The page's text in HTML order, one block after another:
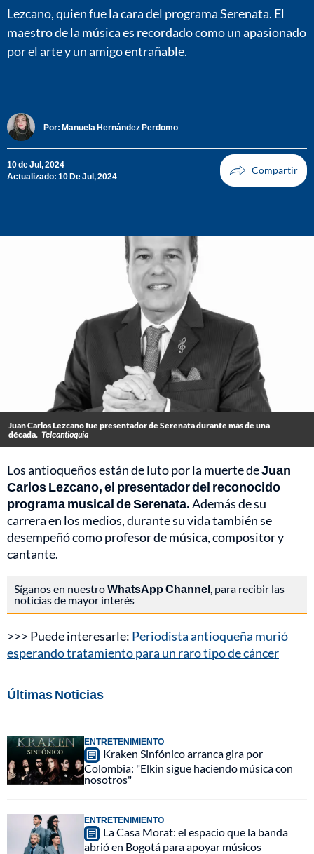
Lezcano, quien fue la cara del programa Serenata. El
maestro de la música es recordado como un apasionado
por el arte y un amigo entrañable.
Por: Manuela Hernández Perdomo
10 de Jul, 2024
Actualizado: 10 De Jul, 2024
Juan Carlos Lezcano fue presentador de Serenata durante más de una
década. Teleantioquia
Los antioqueños están de luto por la muerte deJuan
Carlos Lezcano, el presentador del reconocido
programa musical de Serenata.Además de su
carrera en los medios, durante su vida también se
desempeñó como profesor de música, compositor y
cantante.
Síganos en nuestroWhatsApp Channel, para recibir las
noticias de mayor interés
>>> Puede interesarle: Periodista antioqueña murió
esperando tratamiento para un raro tipo de cáncer
Últimas Noticias
ENTRETENIMIENTO
Kraken Sinfónico arranca gira por
Colombia: "Elkin sigue haciendo música con
nosotros"
ENTRETENIMIENTO
La Casa Morat: el espacio que la banda
abrió en Bogotá para apoyar músicos